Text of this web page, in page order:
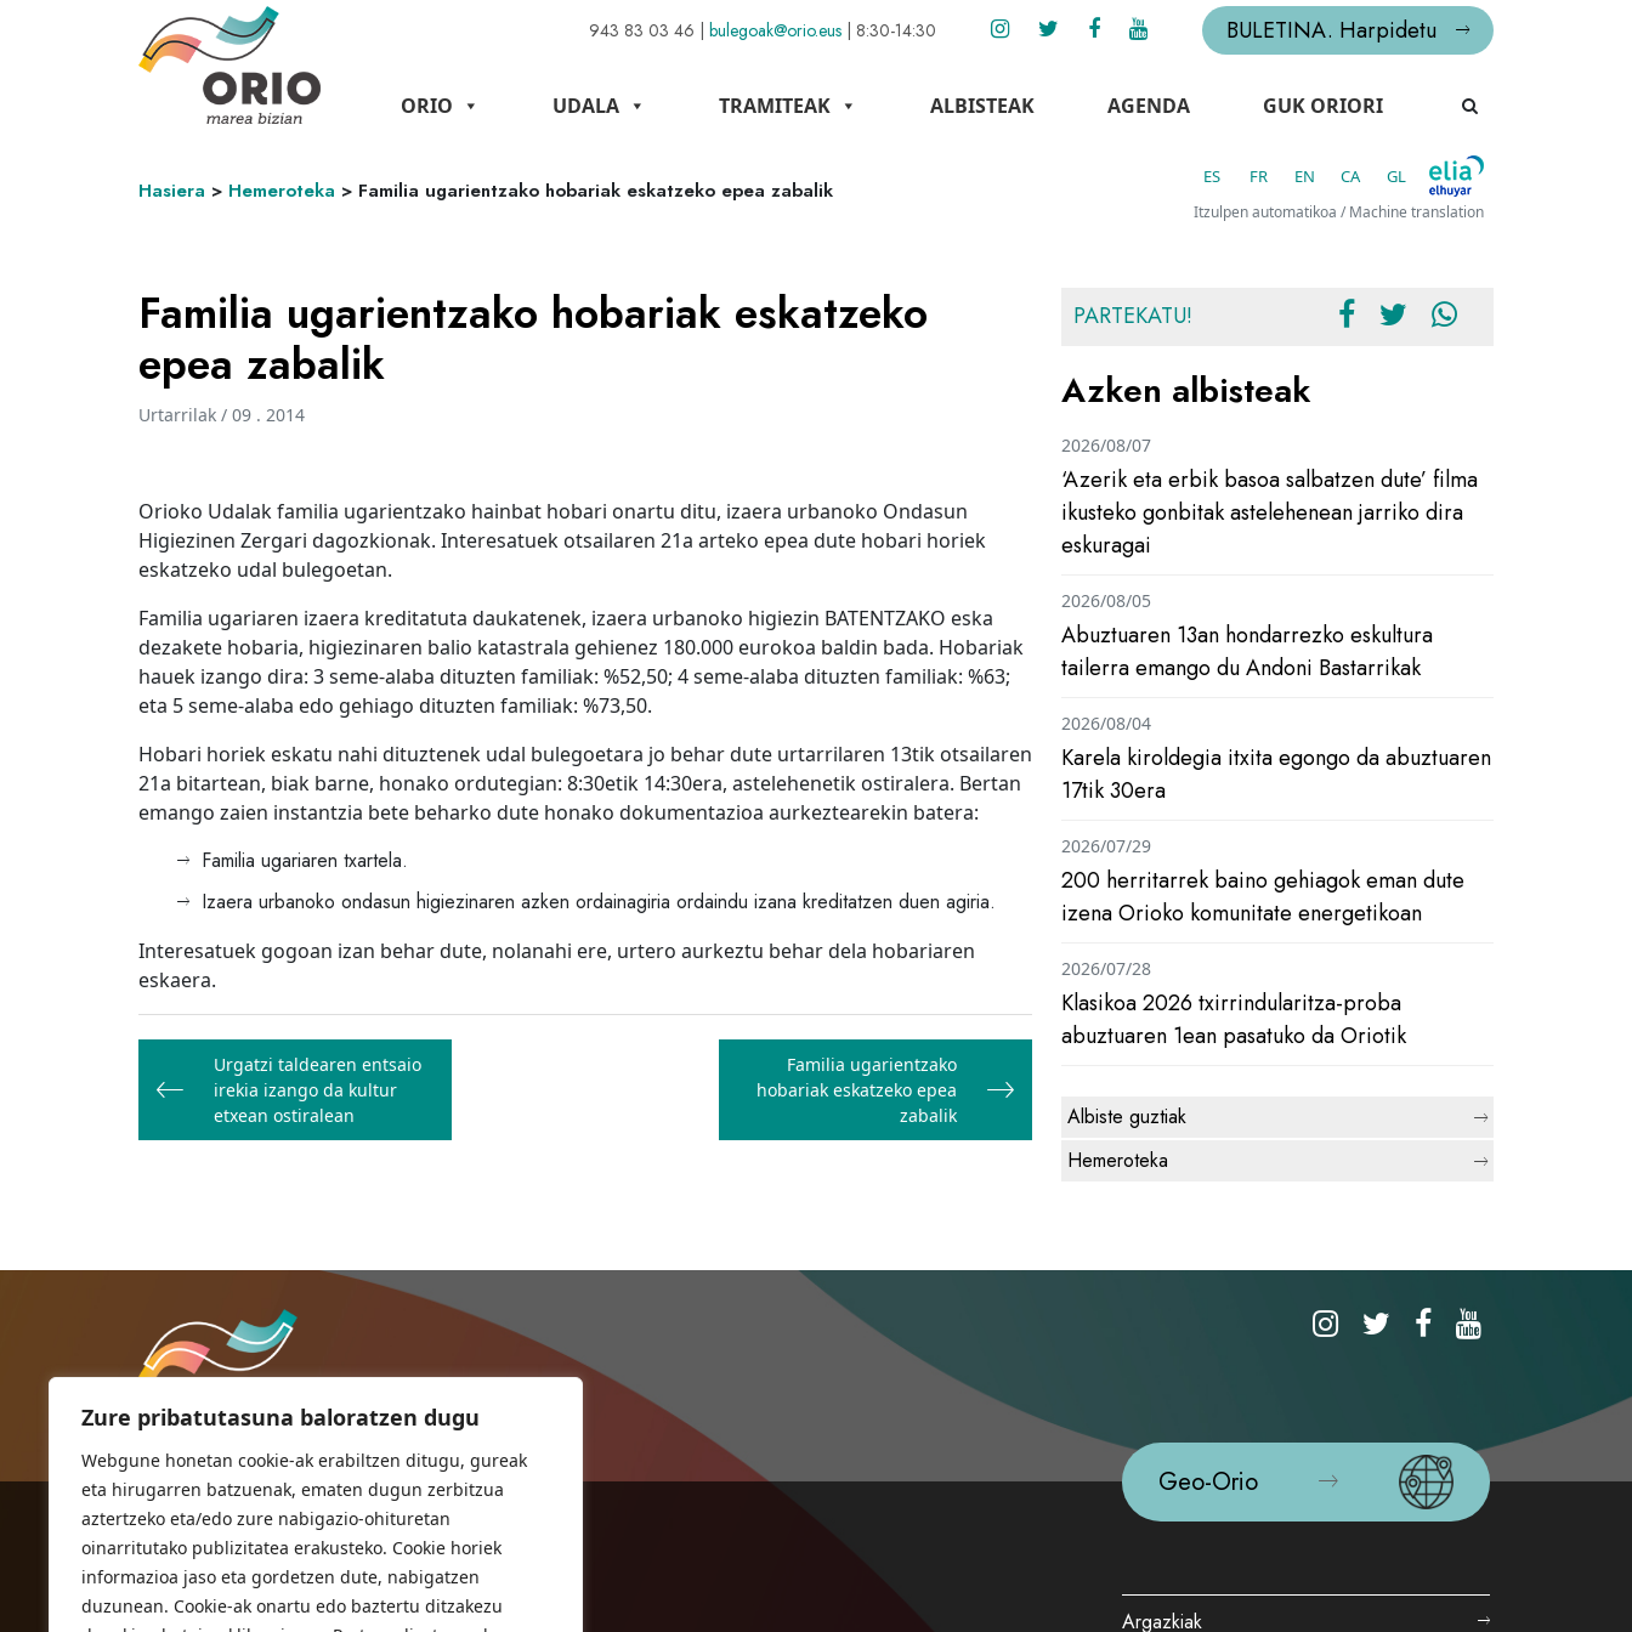
Zure pribatutasuna baloratzen dugu
Webgune honetan cookie-ak erabiltzen ditugu, gureak
eta hirugarren batzuenak, ematen dugun zerbitzua
aztertzeko eta/edo zure nabigazio-ohituretan
oinarritutako publizitatea erakusteko. Cookie horiek
informazioa jaso eta gordetzen dute, nabigatzen
duzunean. Cookie-ak onartu edo baztertu ditzakezu
943 83 03 46 | bulegoak@orio.eus | 8:30-14:30 BULETINA. Harpidetu
ORIO UDALA TRAMITEAK ALBISTEAK AGENDA GUK ORIORI
Hasiera > Hemeroteka > Familia ugarientzako hobariak eskatzeko epea zabalik
ES FR EN CA GL
Itzulpen automatikoa / Machine translation
Familia ugarientzako hobariak eskatzeko
epea zabalik
Urtarrilak / 09 . 2014
Orioko Udalak familia ugarientzako hainbat hobari onartu ditu, izaera urbanoko Ondasun
Higiezinen Zergari dagozkionak. Interesatuek otsailaren 21a arteko epea dute hobari horiek
eskatzeko udal bulegoetan.
Familia ugariaren izaera kreditatuta daukatenek, izaera urbanoko higiezin BATENTZAKO eska
dezakete hobaria, higiezinaren balio katastrala gehienez 180.000 eurokoa baldin bada. Hobariak
hauek izango dira: 3 seme-alaba dituzten familiak: %52,50; 4 seme-alaba dituzten familiak: %63;
eta 5 seme-alaba edo gehiago dituzten familiak: %73,50.
Hobari horiek eskatu nahi dituztenek udal bulegoetara jo behar dute urtarrilaren 13tik otsailaren
21a bitartean, biak barne, honako ordutegian: 8:30etik 14:30era, astelehenetik ostiralera. Bertan
emango zaien instantzia bete beharko dute honako dokumentazioa aurkeztearekin batera:
Familia ugariaren txartela.
Izaera urbanoko ondasun higiezinaren azken ordainagiria ordaindu izana kreditatzen duen agiria.
Interesatuek gogoan izan behar dute, nolanahi ere, urtero aurkeztu behar dela hobariaren
eskaera.
Bidalketetan
zehar
nabigatu
Urgatzi taldearen entsaio
irekia izango da kultur
etxean ostiralean
Familia ugarientzako
hobariak eskatzeko epea
zabalik
PARTEKATU!
Azken albisteak
‘Azerik eta erbik basoa salbatzen dute’ filma
ikusteko gonbitak astelehenean jarriko dira
eskuragai
2026/08/07
Abuztuaren 13an hondarrezko eskultura
tailerra emango du Andoni Bastarrikak
2026/08/05
Karela kiroldegia itxita egongo da abuztuaren
17tik 30era
2026/08/04
200 herritarrek baino gehiagok eman dute
izena Orioko komunitate energetikoan
2026/07/29
Klasikoa 2026 txirrindularitza-proba
abuztuaren 1ean pasatuko da Oriotik
2026/07/28
Albiste guztiak
Hemeroteka
Geo-Orio
Argazkiak
ORIOKO UDALA
Herriko plaza,1
20810 Orio (Gipuzkoa)
T. 943 83 03 46